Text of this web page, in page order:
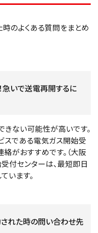
のよくある質問をまとめ
急いで送電再開するに
ない可能性が高いです。
スである電気ガス開始受
絡がおすすめです。（大阪
付センターは、最短即日
います。
れた時の問い合わせ先